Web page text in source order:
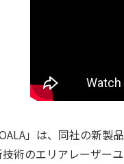
」は、同社の新製
術のエリアレーザー